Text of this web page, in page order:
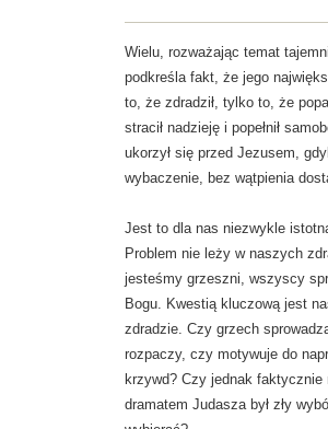
Wielu, rozważając temat
podkreśla fakt, że jego
to, że zdradził, tylko to, że
stracił nadzieję i popełnił
ukorzył się przed Jezusem,
wybaczenie, bez wątpienia
Jest to dla nas niezwykle
Problem nie leży w naszych
jesteśmy grzeszni, wszyscy
Bogu. Kwestią kluczową jest
zdradzie. Czy grzech
rozpaczy, czy motywuje do
krzywd? Czy jednak faktycznie
dramatem Judasza był zły